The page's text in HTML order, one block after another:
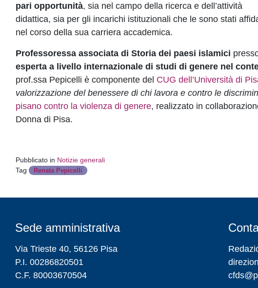
pari opportunità, sia nel campo della ricerca e dell’attività
didattica, sia per gli incarichi istituzionali che le sono stati
nel corso della sua carriera accademica.
Professoressa associata di Storia dei paesi islamici
esperta a livello internazionale di studi di genere nel
prof.ssa Pepicelli è componente del CUG dell’Università di
valorizzazione del benessere di chi lavora e contro le
pisano contro la violenza di genere, realizzato in
Donna di Pisa.
Pubblicato in Notizie generali
Tag
Renata Pepicelli
Sede amministrativa
Via Trieste 40, 56126 Pisa
P.I. 00286820501
C.F. 80003670504